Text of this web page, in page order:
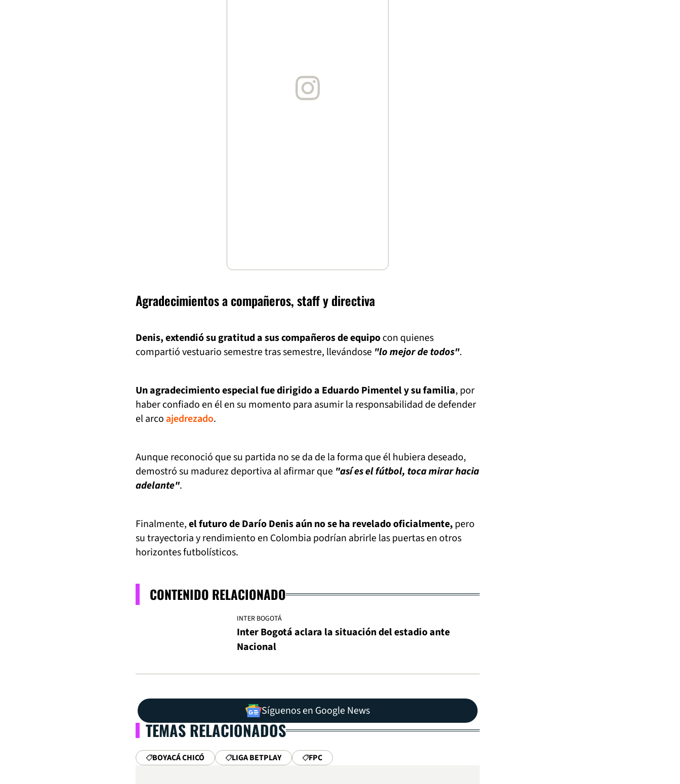
Agradecimientos a compañeros, staff y directiva
Denis, extendió su gratitud a sus compañeros de equipocon quienes
compartió vestuario semestre tras semestre, llevándose "lo mejor de todos".
Un agradecimiento especial fue dirigido a Eduardo Pimentel y su familia, por
haber confiado en él en su momento para asumir la responsabilidad de defender
el arco ajedrezado.
Aunque reconoció que su partida no se da de la forma que él hubiera deseado,
demostró su madurez deportiva al afirmar que "así es el fútbol, toca mirar hacia
adelante".
Finalmente,el futuro de Darío Denis aún no se ha revelado oficialmente, pero
su trayectoria y rendimiento en Colombia podrían abrirle las puertas en otros
horizontes futbolísticos.
CONTENIDO RELACIONADO
INTER BOGOTÁ
Inter Bogotá aclara la situación del estadio ante
Nacional
Síguenos en Google News
TEMAS RELACIONADOS
BOYACÁ CHICÓ LIGA BETPLAY FPC